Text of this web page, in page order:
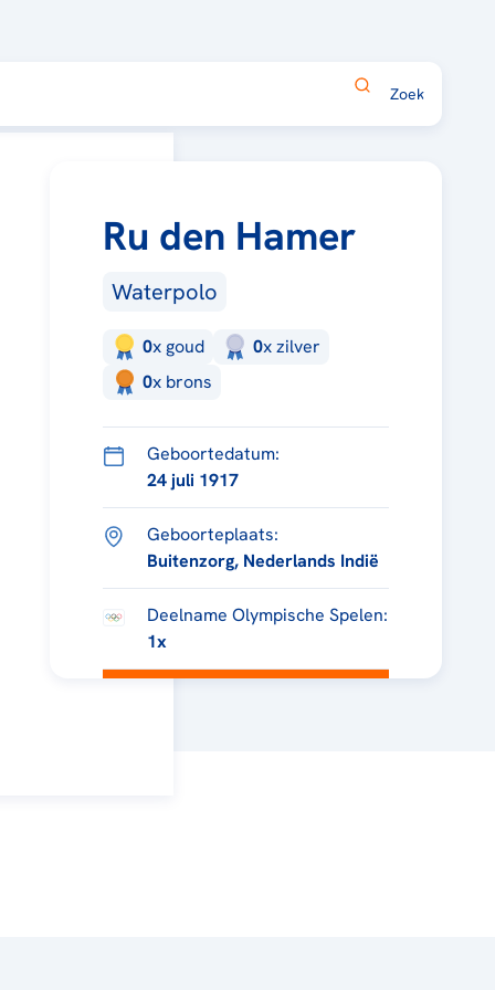
Ru den Hamer
Waterpolo
0x goud 0xzilver
0x brons
Geboortedatum:
24 juli 1917
Geboorteplaats:
Buitenzorg, Nederlands Indië
Deelname Olympische Spelen:
1x